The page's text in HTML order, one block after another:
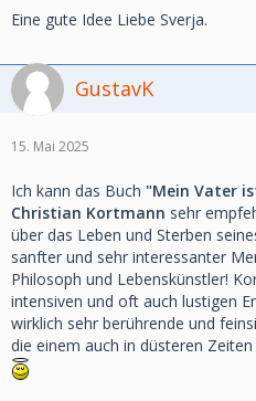
Eine gute Idee Liebe Sverja.
GustavK
15. Mai 2025
Ich kann das Buch "Mein Vater
Christian Kortmann sehr
über das Leben und Sterben
sanfter und sehr interessanter
Philosoph und Lebenskünstler!
intensiven und oft auch lustigen
wirklich sehr berührende und
die einem auch in düsteren